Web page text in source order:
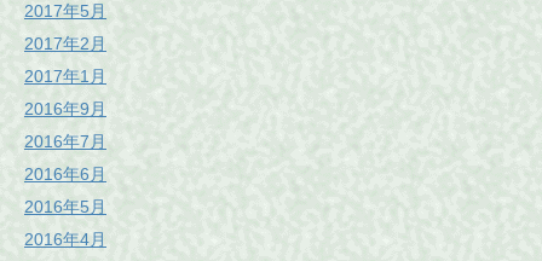
2017年5月
2017年2月
2017年1月
2016年9月
2016年7月
2016年6月
2016年5月
2016年4月